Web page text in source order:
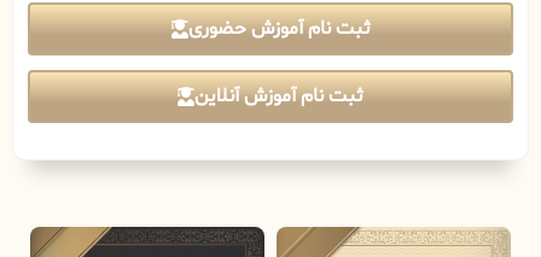
ثبت نام آموزش حضوری
ثبت نام آموزش آنلاین